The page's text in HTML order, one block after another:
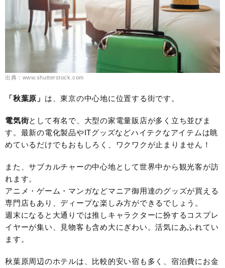
出典：www.shutterstock.com
「秋葉原」 は、東京の中心地に位置する街です。
電気街として有名で、大型の家電量販店が多く立ち並びま
す。最新の電化製品やITグッズなどハイテクなアイテムは眺
めているだけでもおもしろく、ワクワクが止まりません！
また、サブカルチャーの中心地として世界中から観光客が訪
れます。
アニメ・ゲーム・マンガなどマニア御用達のグッズが買える
専門店もあり、ディープな楽しみ方ができるでしょう。
週末になると大通りでは推しキャラクターに扮するコスプレ
イヤーが集い、見物客も含め大にぎわい。活気にあふれてい
ます。
秋葉原周辺のホテルは、比較的安い宿も多く、宿泊費にお金